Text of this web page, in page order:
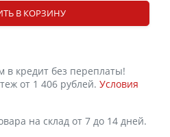
В КОРЗИНУ
в кредит без переплаты!
от 1 406 рублей. Условия
на склад от 7 до 14 дней.